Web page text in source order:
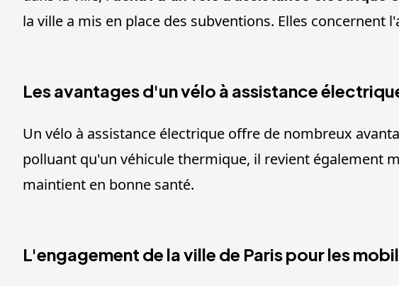
la ville a mis en place des subventions. Elles concernent
Les avantages d'un vélo à assistance
Un vélo à assistance électrique offre de nombreux
polluant qu'un véhicule thermique, il revient également
maintient en bonne santé.
L'engagement de la ville de Paris pour les